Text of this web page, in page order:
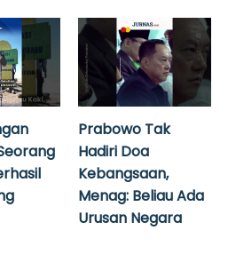
Prabowo Tak
Hadiri Doa
Kebangsaan,
Menag: Beliau Ada
Urusan Negara